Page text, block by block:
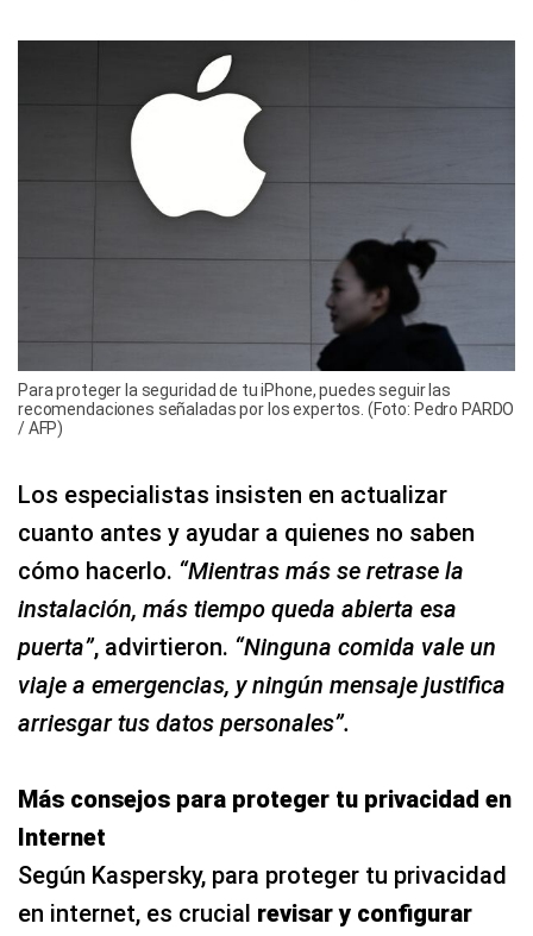
Para proteger la seguridad de tu iPhone, puedes seguir las
recomendaciones señaladas por los expertos. (Foto: Pedro PARDO
/ AFP)
Los especialistas insisten en actualizar
cuanto antes y ayudar a quienes no saben
cómo hacerlo. “Mientras más se retrase la
instalación, más tiempo queda abierta esa
puerta”, advirtieron. “Ninguna comida vale un
viaje a emergencias, y ningún mensaje justifica
arriesgar tus datos personales”.
Más consejos para proteger tu privacidad en
Internet
Según Kaspersky, para proteger tu privacidad
en internet, es crucial revisar y configurar